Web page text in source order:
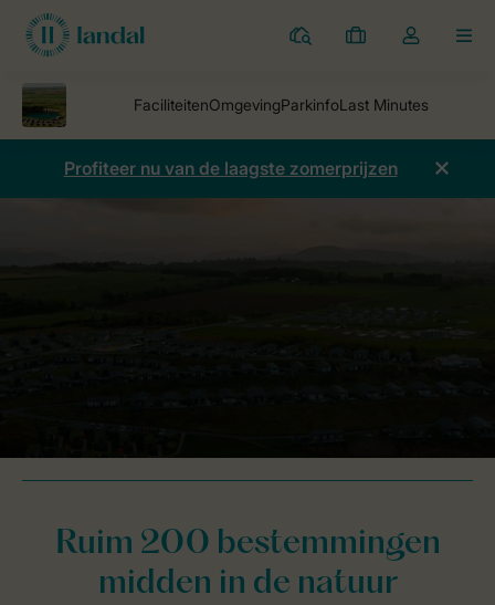
Parken
Mijn
Open
mijn
account
Profiteer nu van de laagste zomerprijzen
Ruim 200 bestemmingen
midden in de natuur